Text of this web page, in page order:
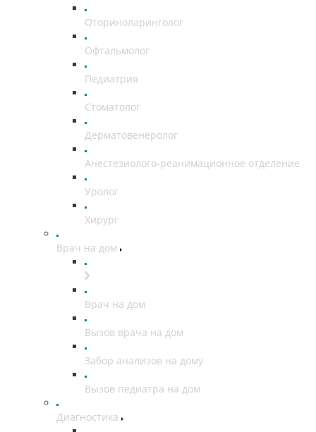
Оториноларинголог
Офтальмолог
Педиатрия
Стоматолог
Дерматовенеролог
Анестезиолого-реанимационное отделение
Уролог
Хирург
Врач на дом
Врач на дом
Вызов врача на дом
Забор анализов на дому
Вызов педиатра на дом
Диагностика